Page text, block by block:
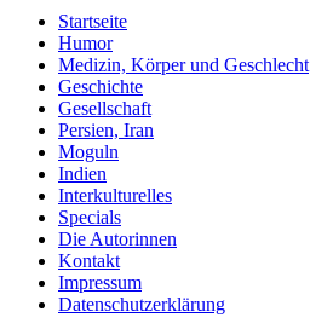
Startseite
Humor
Medizin, Körper und Geschlecht
Geschichte
Gesellschaft
Persien, Iran
Moguln
Indien
Interkulturelles
Specials
Die Autorinnen
Kontakt
Impressum
Datenschutzerklärung